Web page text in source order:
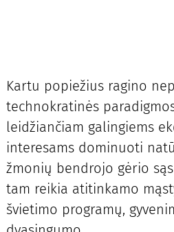
Kartu popiežius ragino
technokratinės
leidžiančiam galingiems
interesams dominuoti
žmonių bendrojo gėrio
tam reikia atitinkamo
švietimo programų,